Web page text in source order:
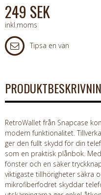
249 SEK
inkl.moms
Tipsa en vän
RetroWallet från Snapcase
modern funktionalitet.
ger den fullt skydd för din
som en praktisk plånbok.
fönster och en säker
viktigaste tillhörigheter säkra
mikrofiberfodret skyddar